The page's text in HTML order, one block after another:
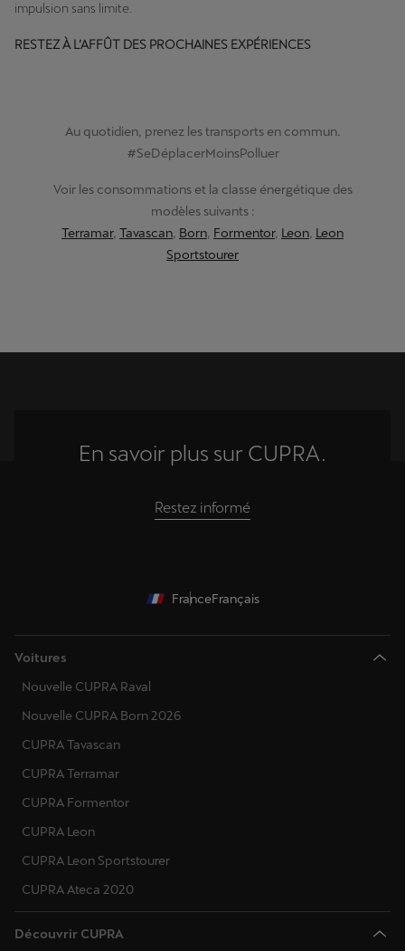
impulsion sans limite.
RESTEZ À L’AFFÛT DES PROCHAINES EXPÉRIENCES
Au quotidien, prenez les transports en commun.
#SeDéplacerMoinsPolluer
Voir les consommations et la classe énergétique des
modèles suivants :
Terramar, Tavascan Born Formentor, Leon Leon
Sportstourer
En savoir plus sur CUPRA.
Restez informé
FranceFrançais
Voitures
Nouvelle CUPRA Raval
Nouvelle CUPRA Born 2026
CUPRA Tavascan
CUPRA Terramar
CUPRA Formentor
CUPRA Leon
CUPRA Leon Sportstourer
CUPRA Ateca 2020
Découvrir CUPRA